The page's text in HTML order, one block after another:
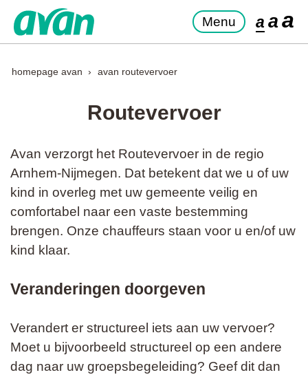
Menu a aa
homepage avan avan routevervoer
Routevervoer
Avan verzorgt het Routevervoer in de regio
Arnhem-Nijmegen. Dat betekent dat we u of uw
kind in overleg met uw gemeente veilig en
comfortabel naar een vaste bestemming
brengen. Onze chauffeurs staan voor u en/of uw
kind klaar.
Veranderingen doorgeven
Verandert er structureel iets aan uw vervoer?
Moet u bijvoorbeeld structureel op een andere
dag naar uw groepsbegeleiding? Geef dit dan